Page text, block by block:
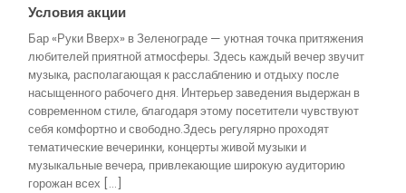
Условия акции
Бар «Руки Вверх» в Зеленограде — уютная точка притяжения
любителей приятной атмосферы. Здесь каждый вечер звучит
музыка, располагающая к расслаблению и отдыху после
насыщенного рабочего дня. Интерьер заведения выдержан в
современном стиле, благодаря этому посетители чувствуют
себя комфортно и свободно.Здесь регулярно проходят
тематические вечеринки, концерты живой музыки и
музыкальные вечера, привлекающие широкую аудиторию
горожан всех […]